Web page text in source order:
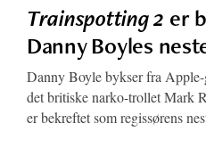
Trainspotting 2 er
Danny Boyles
Danny Boyle bykser fra Apple-
det britiske narko-trollet Mark
er bekreftet som regissørens